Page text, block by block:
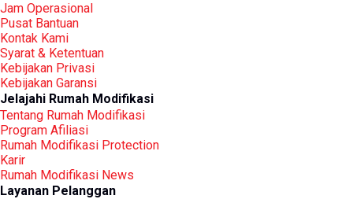
Jam Operasional
Pusat Bantuan
Kontak Kami
Syarat & Ketentuan
Kebijakan Privasi
Kebijakan Garansi
Jelajahi Rumah Modifikasi
Tentang Rumah Modifikasi
Program Afiliasi
Rumah Modifikasi Protection
Karir
Rumah Modifikasi News
Layanan Pelanggan